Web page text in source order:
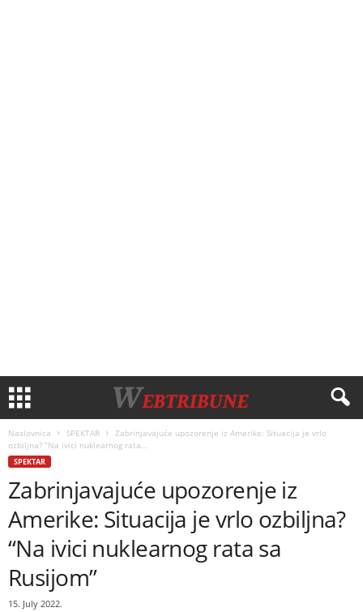
Naslovnica SPEKTAR
Zabrinjavajuće upozorenje iz Amerike: Situacija je vrlo
ozbiljna? “Na ivici nuklearnog rata...
SPEKTAR
Zabrinjavajuće upozorenje iz
Amerike: Situacija je vrlo ozbiljna?
“Na ivici nuklearnog rata sa
Rusijom”
15. July 2022.